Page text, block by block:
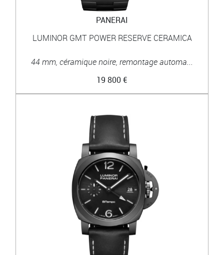
PANERAI
LUMINOR GMT POWER RESERVE CERAMICA
44 mm, céramique noire, remontage automa...
19 800 €